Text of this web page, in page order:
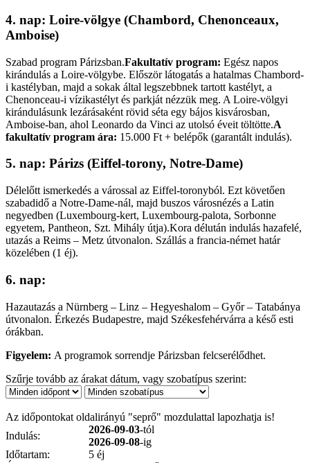
4. nap: Loire-völgye (Chambord, Chenonceaux,
Amboise)
Szabad program Párizsban.Fakultatív program: Egész napos
kirándulás a Loire-völgybe. Először látogatás a hatalmas Chambord-
i kastélyban, majd a sokak által legszebbnek tartott kastélyt, a
Chenonceau-i vízikastélyt és parkját nézzük meg. A Loire-völgyi
kirándulásunk lezárásaként rövid séta egy bájos kisvárosban,
Amboise-ban, ahol Leonardo da Vinci az utolsó éveit töltötte.A
fakultatív program ára: 15.000 Ft + belépők (garantált indulás).
5. nap: Párizs (Eiffel-torony, Notre-Dame)
Délelőtt ismerkedés a várossal az Eiffel-toronyból. Ezt követően
szabadidő a Notre-Dame-nál, majd buszos városnézés a Latin
negyedben (Luxembourg-kert, Luxembourg-palota, Sorbonne
egyetem, Pantheon, Szt. Mihály útja).Kora délután indulás hazafelé,
utazás a Reims – Metz útvonalon. Szállás a francia-német határ
közelében (1 éj).
6. nap:
Hazautazás a Nürnberg – Linz – Hegyeshalom – Győr – Tatabánya
útvonalon. Érkezés Budapestre, majd Székesfehérvárra a késő esti
órákban.
Figyelem: A programok sorrendje Párizsban felcserélődhet.
Szűrje tovább az árakat dátum, vagy szobatípus szerint:
Az időpontokat oldalirányú "seprő" mozdulattal lapozhatja is!
Indulás:
2026-09-03-tól
2026-09-08-ig
Időtartam:
5 éj